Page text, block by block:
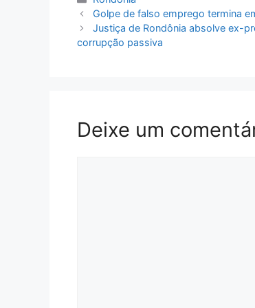
Golpe de falso emprego termina
Justiça de Rondônia absolve ex-
corrupção passiva
Deixe um